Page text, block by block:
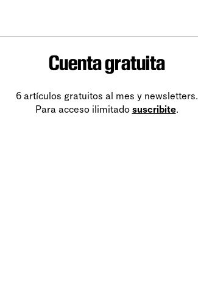
Cuenta gratuita
6 artículos gratuitos al mes y newsletters.
Para acceso ilimitado suscribite.